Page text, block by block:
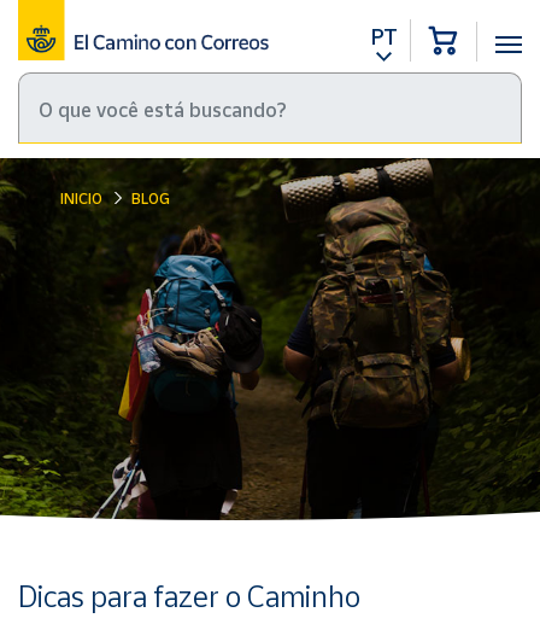
PT
INICIO BLOG
Dicas para fazer o Caminho